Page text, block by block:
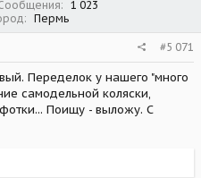
1 023
Пермь
#5 071
Переделок у нашего "много
самодельной коляски,
Поищу - выложу. С